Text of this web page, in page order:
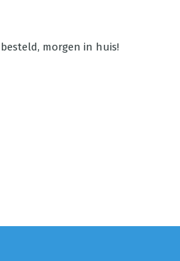
besteld, morgen in huis!